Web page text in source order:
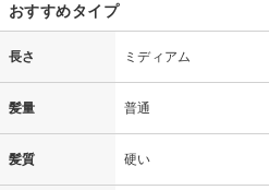
おすすめタイプ
長さ ミディアム
髪量 普通
髪質 硬い